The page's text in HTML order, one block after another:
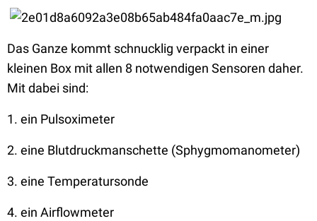
Das Ganze kommt schnucklig verpackt in einer
kleinen Box mit allen 8 notwendigen Sensoren daher.
Mit dabei sind:
1. ein Pulsoximeter
2. eine Blutdruckmanschette (Sphygmomanometer)
3. eine Temperatursonde
4. ein Airflowmeter